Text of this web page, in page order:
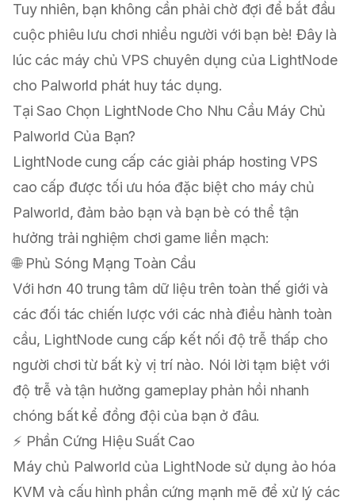
Tuy nhiên, bạn không cần phải chờ đợi để bắt đầu
cuộc phiêu lưu chơi nhiều người với bạn bè! Đây là
lúc các máy chủ VPS chuyên dụng của LightNode
cho Palworld phát huy tác dụng.
Tại Sao Chọn LightNode Cho Nhu Cầu Máy Chủ
Palworld Của Bạn?
LightNodecung cấp các giải pháp hosting VPS
cao cấp được tối ưu hóa đặc biệt cho máy chủ
Palworld, đảm bảo bạn và bạn bè có thể tận
hưởng trải nghiệm chơi game liền mạch:
🌐 Phủ Sóng Mạng Toàn Cầu
Với hơn 40 trung tâm dữ liệu trên toàn thế giới và
các đối tác chiến lược với các nhà điều hành toàn
cầu, LightNode cung cấp kết nối độ trễ thấp cho
người chơi từ bất kỳ vị trí nào. Nói lời tạm biệt với
độ trễ và tận hưởng gameplay phản hồi nhanh
chóng bất kể đồng đội của bạn ở đâu.
⚡ Phần Cứng Hiệu Suất Cao
Máy chủ Palworld của LightNode sử dụng ảo hóa
KVM và cấu hình phần cứng mạnh mẽ để xử lý các